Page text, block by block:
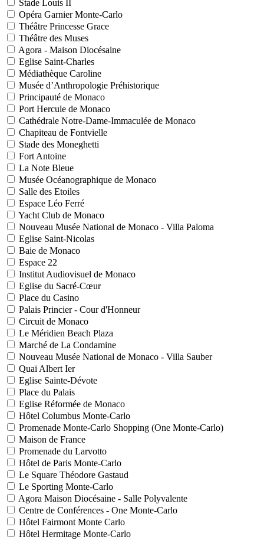
Stade Louis II
Opéra Garnier Monte-Carlo
Théâtre Princesse Grace
Théâtre des Muses
Agora - Maison Diocésaine
Eglise Saint-Charles
Médiathèque Caroline
Musée d’Anthropologie Préhistorique
Principauté de Monaco
Port Hercule de Monaco
Cathédrale Notre-Dame-Immaculée de Monaco
Chapiteau de Fontvielle
Stade des Moneghetti
Fort Antoine
La Note Bleue
Musée Océanographique de Monaco
Salle des Etoiles
Espace Léo Ferré
Yacht Club de Monaco
Nouveau Musée National de Monaco - Villa Paloma
Eglise Saint-Nicolas
Baie de Monaco
Espace 22
Institut Audiovisuel de Monaco
Eglise du Sacré-Cœur
Place du Casino
Palais Princier - Cour d'Honneur
Circuit de Monaco
Le Méridien Beach Plaza
Marché de La Condamine
Nouveau Musée National de Monaco - Villa Sauber
Quai Albert Ier
Eglise Sainte-Dévote
Place du Palais
Eglise Réformée de Monaco
Hôtel Columbus Monte-Carlo
Promenade Monte-Carlo Shopping (One Monte-Carlo)
Maison de France
Promenade du Larvotto
Hôtel de Paris Monte-Carlo
Le Square Théodore Gastaud
Le Sporting Monte-Carlo
Agora Maison Diocésaine - Salle Polyvalente
Centre de Conférences - One Monte-Carlo
Hôtel Fairmont Monte Carlo
Hôtel Hermitage Monte-Carlo